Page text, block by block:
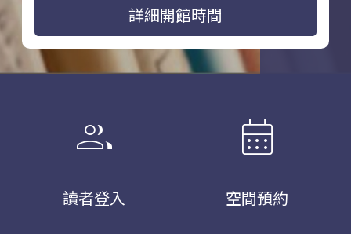
詳細開館時間
group
讀者登入
calendar_month
空間預約